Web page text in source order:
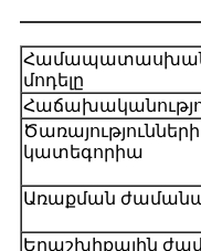
Համապատասխան
մոդելը
Ծառայությունների
կատեգորիա
Առաքման
Երաշխիքային